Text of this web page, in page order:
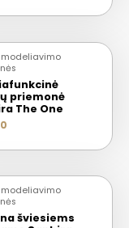
modeliavimo
priemonė
The One
modeliavimo
šviesiems